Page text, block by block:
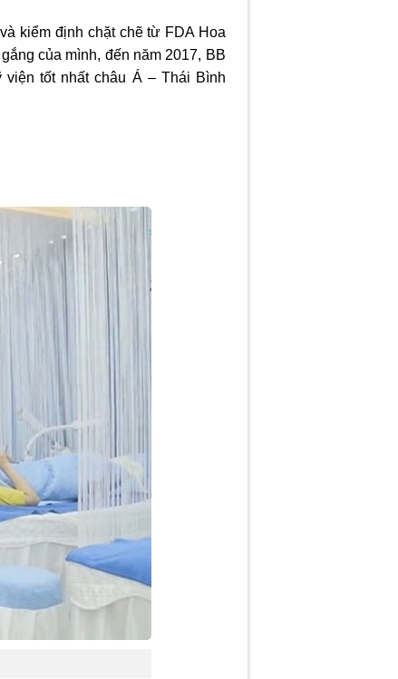
kiểm định chặt chẽ từ FDA Hoa
của mình, đến năm 2017, BB
viện tốt nhất châu Á – Thái Bình